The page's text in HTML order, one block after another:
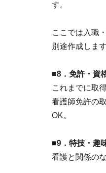
す。
ここでは入職
別途作成します
■8．免許・資
これまでに取
看護師免許の
OK。
■9．特技・趣
看護と関係の